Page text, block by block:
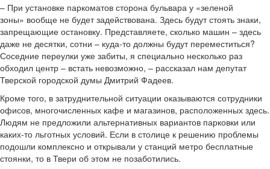
– При установке паркоматов сторона бульвара у «зеленой
зоны» вообще не будет задействована. Здесь будут стоять знаки,
запрещающие остановку. Представляете, сколько машин – здесь
даже не десятки, сотни – куда-то должны будут переместиться?
Соседние переулки уже забиты, я специально несколько раз
обходил центр – встать невозможно, – рассказал нам депутат
Тверской городской думы Дмитрий Фадеев.
Кроме того, в затруднительной ситуации оказываются сотрудники
офисов, многочисленных кафе и магазинов, расположенных здесь.
Людям не предложили альтернативных вариантов парковки или
каких-то льготных условий. Если в столице к решению проблемы
подошли комплексно и открывали у станций метро бесплатные
стоянки, то в Твери об этом не позаботились.